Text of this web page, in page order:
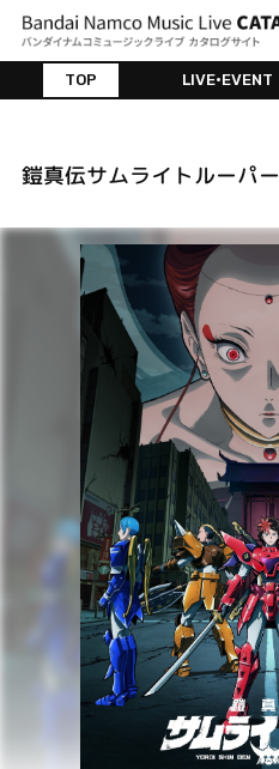
TOP LIVE•EVENT
鎧真伝サムライトルーパー